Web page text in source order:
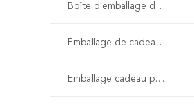
Boîte d'emballage de perruque
Emballage de cadeau de boîte de montre
Emballage cadeau personnalisé